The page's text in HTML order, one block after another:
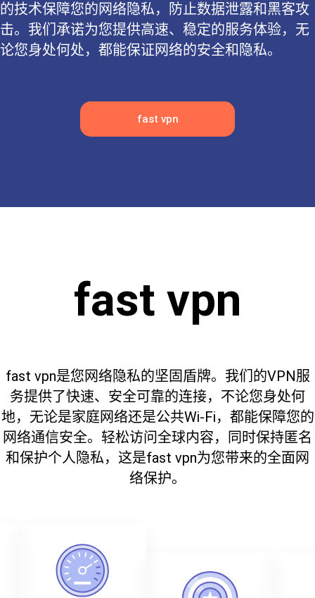
的技术保障您的网络隐私，防止数据泄露和黑客攻
击。我们承诺为您提供高速、稳定的服务体验，无
论您身处何处，都能保证网络的安全和隐私。
fast vpn
fast vpn
fast vpn是您网络隐私的坚固盾牌。我们的VPN服
务提供了快速、安全可靠的连接，不论您身处何
地，无论是家庭网络还是公共Wi-Fi，都能保障您的
网络通信安全。轻松访问全球内容，同时保持匿名
和保护个人隐私，这是fast vpn为您带来的全面网
络保护。